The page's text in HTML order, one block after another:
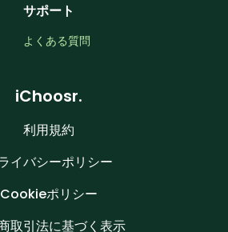
サポート
よくある質問
iChoosr.
利用規約
イバシーポリシー
Cookieポリシー
取引法に基づく表示